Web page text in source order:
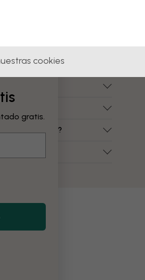
propia imagen?
gratis.
cookies